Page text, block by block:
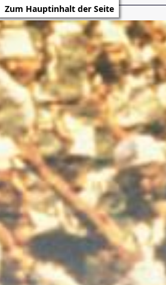
Zum Hauptinhalt der Seite